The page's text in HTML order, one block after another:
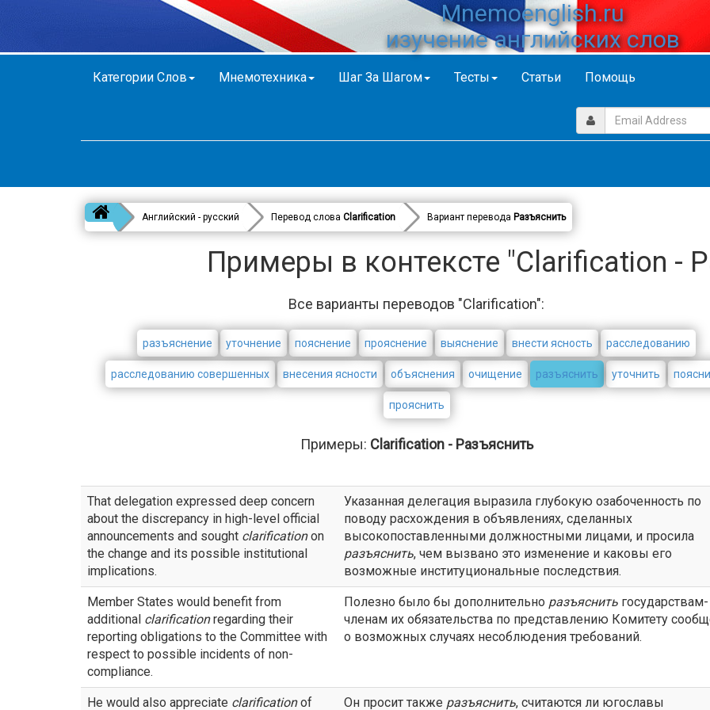
Mnemoenglish.ru
изучение английских слов
Категории Слов Мнемотехника Шаг За Шагом Тесты Статьи Помощь
Английский - русский Перевод слова Clarification Вариант перевода Разъяснить
Примеры в контексте "Clarification -
Все варианты переводов "Clarification":
разъяснение уточнение пояснение прояснение выяснение внести ясность расследованию
расследованию совершенных внесения ясности объяснения очищение разъяснить уточнить
прояснить
Примеры: Clarification - Разъяснить
That delegation expressed deep concern
about the discrepancy in high-level official
announcements and sought clarificationon
the change and its possible institutional
implications.
Указанная делегация выразила глубокую озабоченность по
поводу расхождения в объявлениях, сделанных
высокопоставленными должностными лицами, и просила
разъяснить, чем вызвано это изменение и каковы его
возможные институциональные последствия.
Member States would benefit from
additional clarificationregarding their
reporting obligations to the Committee with
respect to possible incidents of non-
compliance.
Полезно было бы дополнительно разъяснить государствам-
членам их обязательства по представлению Комитету
о возможных случаях несоблюдения требований.
He would also appreciate clarificationof
Он просит также разъяснить, считаются ли югославы